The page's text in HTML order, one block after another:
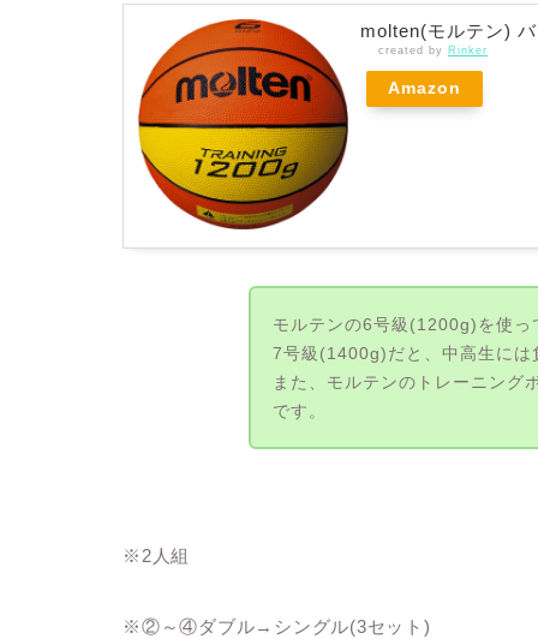
molten(モルテン)
created by Rinker
Amazon
モルテンの6号級(1200g)を使っ
7号級(1400g)だと、中高生には
また、モルテンのトレーニング
です。
※2人組
※②～④ダブル→シングル(3セット)